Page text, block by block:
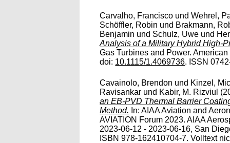
Carvalho, Francisco undWehrel,
Schöffler, Robin und Brakmann,
Benjamin und Schulz, Uwe und
Analysis of a Military Hybrid High-
Gas Turbines and Power.
doi: 10.1115/1.4069736. ISSN
Cavainolo, Brendon und Kinzel,
Ravisankar und Kabir, M. Rizviul
an EB-PVD Thermal Barrier
Method. In: AIAA Aviation and
AVIATION Forum 2023. AIAA
2023-06-12 - 2023-06-16, San
ISBN 978-162410704-7. Volltext